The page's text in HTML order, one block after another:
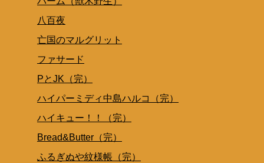
八百夜
亡国のマルグリット
ファサード
PとJK（完）
ハイパーミディ中島ハルコ（完）
ハイキュー！！（完）
Bread&Butter（完）
ふるぎぬや紋様帳（完）